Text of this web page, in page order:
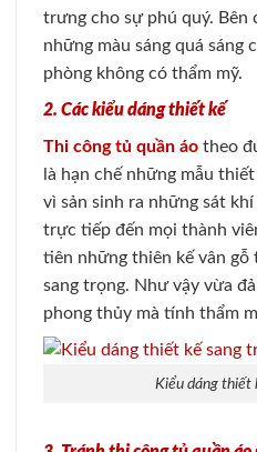
trưng cho sự phú quý. Bên
những màu sáng quá sáng
phòng không có thẩm mỹ.
2. Các kiểu dáng thiết kế
Thi công tủ quần áo theo
là hạn chế những mẫu
vì sản sinh ra những sát
trực tiếp đến mọi thành
tiên những thiên kế vân gỗ
sang trọng. Như vậy vừa
phong thủy mà tính thẩm
Kiểu dáng thiết